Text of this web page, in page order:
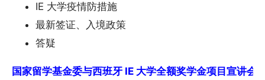
IE 大学疫情防措施
最新签证、入境政策
答疑
国家留学基金委与西班牙 IE 大学全额奖学金项目宣讲会